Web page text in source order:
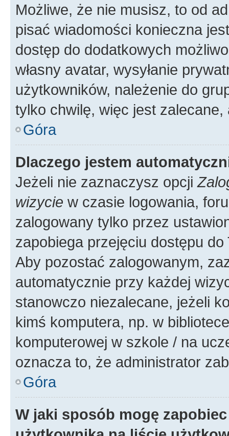
Możliwe, że nie musisz, to od
pisać wiadomości konieczna
dostęp do dodatkowych
własny avatar, wysyłanie
użytkowników, należenie do
tylko chwilę, więc jest zalecane,
Góra
Dlaczego jestem
Jeżeli nie zaznaczysz opcji
wizycie w czasie logowania,
zalogowany tylko przez
zapobiega przejęciu dostępu
Aby pozostać zalogowanym,
automatycznie przy każdej
stanowczo niezalecane, jeżeli
kimś komputera, np. w
komputerowej w szkole / na
oznacza to, że administrator
Góra
W jaki sposób mogę